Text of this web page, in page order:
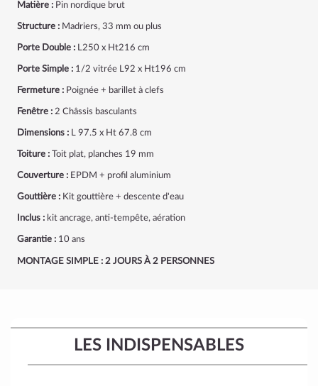
Matière : Pin nordique brut
Structure : Madriers, 33 mm ou plus
Porte Double : L250 x Ht216 cm
Porte Simple : 1/2 vitrée L92 x Ht196 cm
Fermeture : Poignée + barillet à clefs
Fenêtre : 2 Châssis basculants
Dimensions : L 97.5 x Ht 67.8 cm
Toiture : Toit plat, planches 19 mm
Couverture : EPDM + profil aluminium
Gouttière : Kit gouttière + descente d'eau
Inclus : kit ancrage, anti-tempête, aération
Garantie : 10 ans
MONTAGE SIMPLE : 2 JOURS À 2 PERSONNES
LES INDISPENSABLES